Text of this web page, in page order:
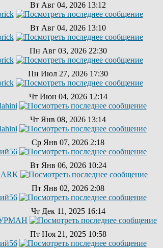
Вт Авг 04, 2026 13:12
Вт Авг 04, 2026 13:10
Пн Авг 03, 2026 22:30
Пн Июл 27, 2026 17:30
Чт Июн 04, 2026 12:14
Чт Янв 08, 2026 13:14
Ср Янв 07, 2026 2:18
Вт Янв 06, 2026 10:24
Пт Янв 02, 2026 2:08
Чт Дек 11, 2025 16:14
Пт Ноя 21, 2025 10:58